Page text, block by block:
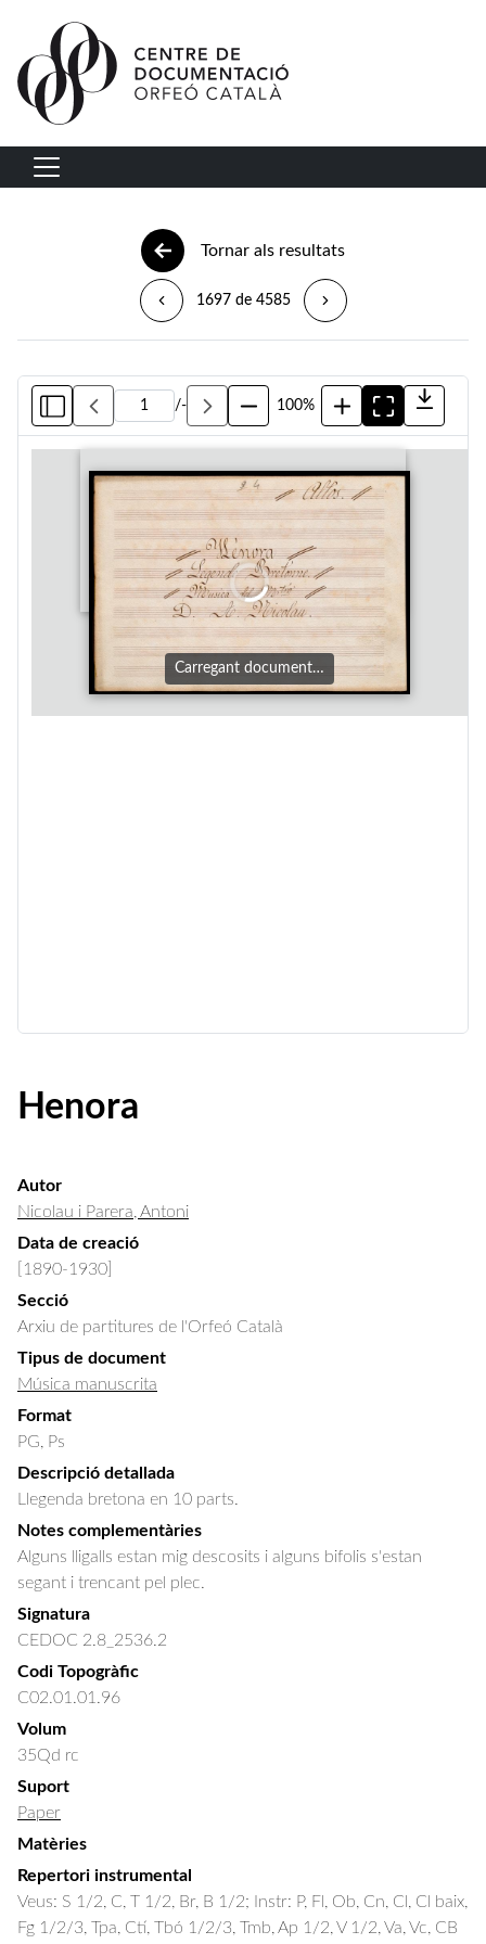
Vés al contingut
Navegació principal
Tornar als resultats
1697 de 4585
/- 100%
Carregant document…
Henora
Autor
Nicolau i Parera, Antoni
Data de creació
[1890-1930]
Secció
Arxiu de partitures de l'Orfeó Català
Tipus de document
Música manuscrita
Format
PG, Ps
Descripció detallada
Llegenda bretona en 10 parts.
Notes complementàries
Alguns lligalls estan mig descosits i alguns bifolis s'estan
segant i trencant pel plec.
Signatura
CEDOC 2.8_2536.2
Codi Topogràfic
C02.01.01.96
Volum
35Qd rc
Suport
Paper
Matèries
Repertori instrumental
Veus: S 1/2, C, T 1/2, Br, B 1/2; Instr: P, Fl, Ob, Cn, Cl, Cl baix,
Fg 1/2/3, Tpa, Ctí, Tbó 1/2/3, Tmb, Ap 1/2, V 1/2, Va, Vc, CB